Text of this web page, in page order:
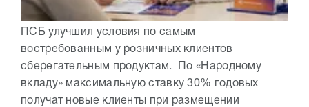
ПСБ улучшил условия по самым
востребованным у розничных клиентов
сберегательным продуктам. По «Народному
вкладу» максимальную ставку 30% годовых
получат новые клиенты при размещении